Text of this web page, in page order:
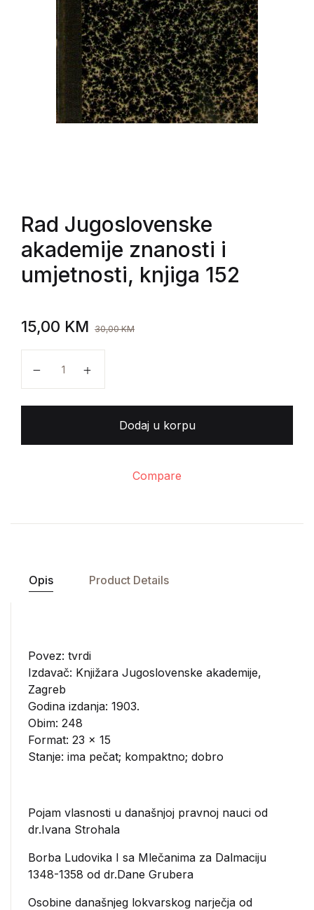
Rad Jugoslovenske
akademije znanosti i
umjetnosti, knjiga 152
15,00 KM 30,00KM
Dodaj u korpu
Compare
Opis Product Details
Povez: tvrdi
Izdavač: Knjižara Jugoslovenske akademije,
Zagreb
Godina izdanja: 1903.
Obim: 248
Format: 23 x 15
Stanje: ima pečat; kompaktno; dobro
Pojam vlasnosti u današnjoj pravnoj nauci od
dr.Ivana Strohala
Borba Ludovika I sa Mlečanima za Dalmaciju
1348-1358 od dr.Dane Grubera
Osobine današnjeg lokvarskog narječja od